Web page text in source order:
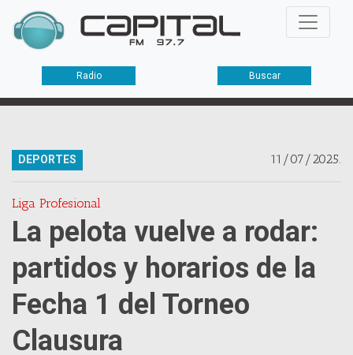
Radio Buscar
11/07/2025.
DEPORTES
Liga Profesional
La pelota vuelve a rodar:
partidos y horarios de la
Fecha 1 del Torneo
Clausura